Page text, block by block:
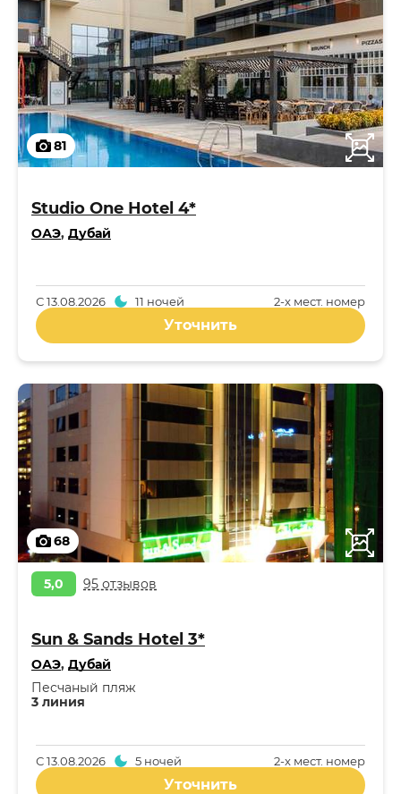
81
Studio One Hotel 4*
ОАЭ, Дубай
2-x мест. номер
С13.08.2026 11 ночей
Уточнить
68
5,0 95 отзывов
Sun & Sands Hotel 3*
ОАЭ, Дубай
3 линия
Песчаный пляж
2-x мест. номер
С13.08.2026 5 ночей
Уточнить